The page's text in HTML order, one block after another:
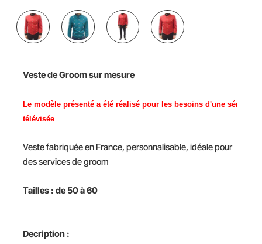
Veste de Groom sur mesure
Le modèle présenté a été réalisé pour les besoins d'une série
télévisée
Veste fabriquée en France, personnalisable, idéale pour
des services de groom
Tailles : de 50 à 60
Decription :